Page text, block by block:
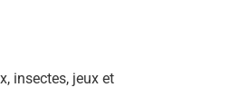
insectes, jeux et